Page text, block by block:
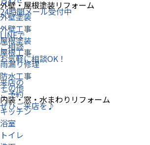
24時間メール受付中
LINEで
ご相談
お気軽に相談OK！
来店の
ご予約
ぜひご来店を♪
外壁・屋根塗装リフォーム
外壁塗装
外壁工事
屋根塗装
屋根工事
雨漏り修理
防水工事
その他
内装・窓・水まわりリフォーム
キッチン
浴室
トイレ